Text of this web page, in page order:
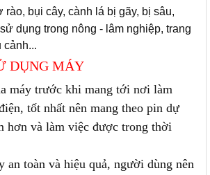
rào, bụi cây, cành lá bị gãy, bị sâu,
dụng trong nông - lâm nghiệp, trang
cảnh...
DỤNG MÁY
máy trước khi mang tới nơi làm
tốt nhất nên mang theo pin dự
hơn và làm việc được trong thời
an toàn và hiệu quả, người dùng nên